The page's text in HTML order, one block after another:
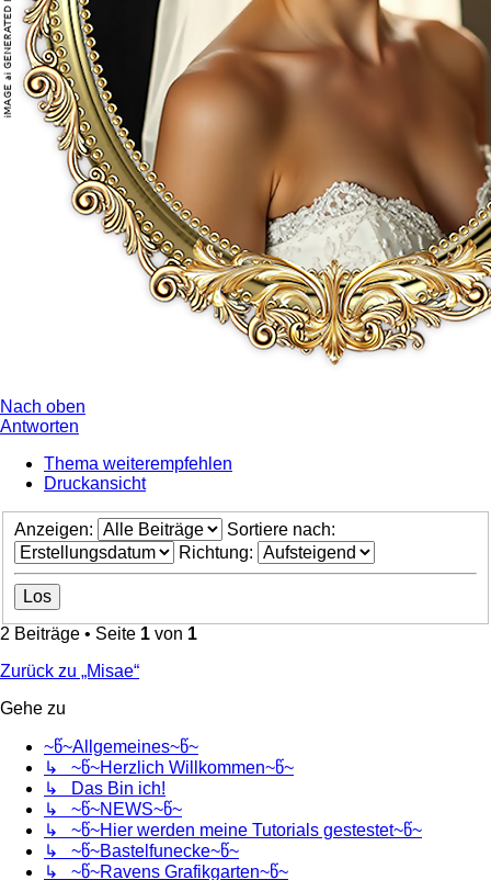
Nach oben
Antworten
Thema weiterempfehlen
Druckansicht
Anzeigen:
Sortiere nach:
Richtung:
2 Beiträge • Seite 1 von 1
Zurück zu „Misae“
Gehe zu
~წ~Allgemeines~წ~
↳ ~წ~Herzlich Willkommen~წ~
↳ Das Bin ich!
↳ ~წ~NEWS~წ~
↳ ~წ~Hier werden meine Tutorials gestestet~წ~
↳ ~წ~Bastelfunecke~წ~
↳ ~წ~Ravens Grafikgarten~წ~